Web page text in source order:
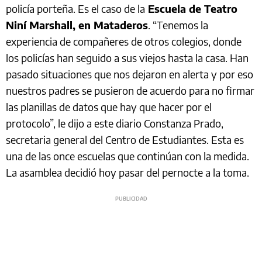
policía porteña. Es el caso de la Escuela de Teatro
Niní Marshall, en Mataderos. “Tenemos la
experiencia de compañeres de otros colegios, donde
los policías han seguido a sus viejos hasta la casa. Han
pasado situaciones que nos dejaron en alerta y por eso
nuestros padres se pusieron de acuerdo para no firmar
las planillas de datos que hay que hacer por el
protocolo”, le dijo a este diario Constanza Prado,
secretaria general del Centro de Estudiantes. Esta es
una de las once escuelas que continúan con la medida.
La asamblea decidió hoy pasar del pernocte a la toma.